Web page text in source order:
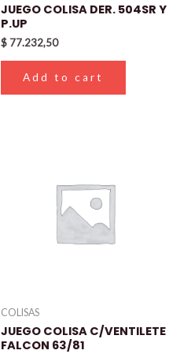
JUEGO COLISA DER. 504SR Y
P.UP
$ 77.232,50
Add to cart
COLISAS
JUEGO COLISA C/VENTILETE
FALCON 63/81